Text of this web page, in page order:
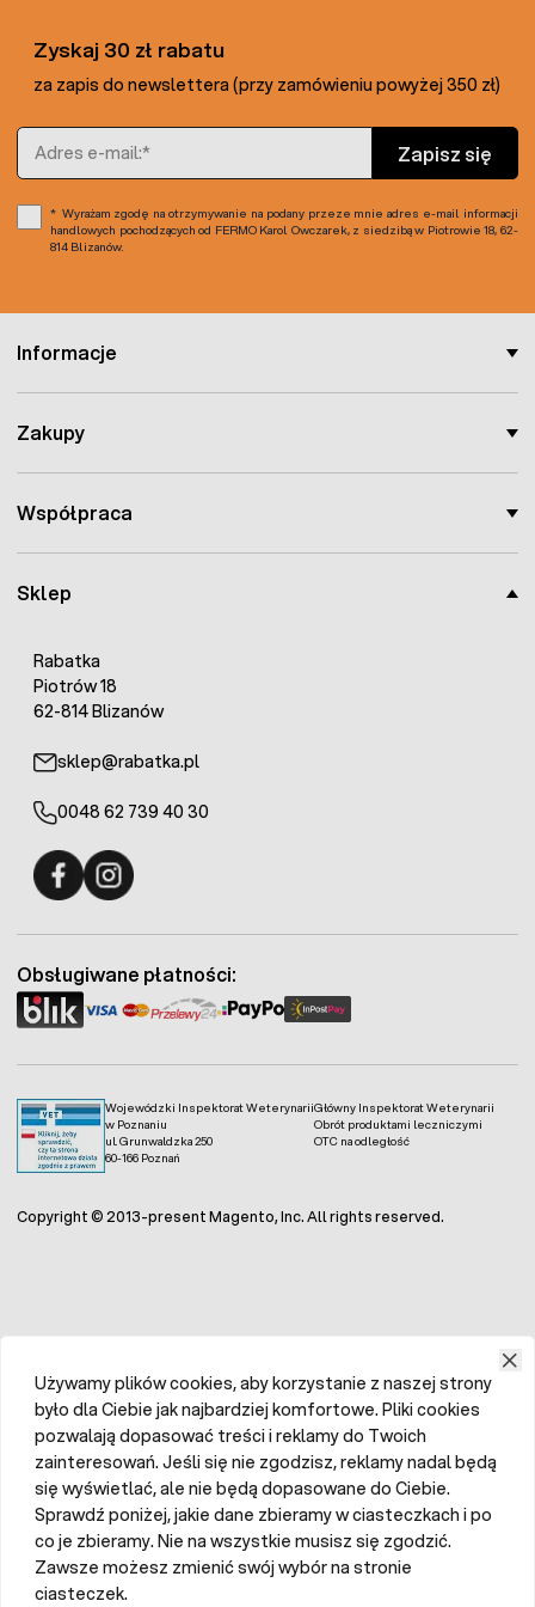
Sklep
Rabatka
Piotrów 18
62-814 Blizanów
sklep@rabatka.pl
0048 62 739 40 30
Informacje
Zakupy
Współpraca
Zyskaj 30 zł rabatu
za zapis do newslettera (przy zamówieniu powyżej 350 zł)
Adres e-mail
Zapisz się
Wyrażam zgodę na otrzymywanie na podany przeze mnie adres e-mail informacji
handlowych pochodzących od FERMO Karol Owczarek, z siedzibą w Piotrowie 18, 62-
814 Blizanów.
Wojewódzki Inspektorat Weterynarii
w Poznaniu
ul. Grunwaldzka 250
60-166 Poznań
Główny Inspektorat Weterynarii
Obrót produktami leczniczymi
OTC na odległość
Obsługiwane płatności:
Copyright © 2013-present Magento, Inc. All rights reserved.
Używamy plików cookies, aby korzystanie z naszej strony
było dla Ciebie jak najbardziej komfortowe. Pliki cookies
pozwalają dopasować treści i reklamy do Twoich
zainteresowań. Jeśli się nie zgodzisz, reklamy nadal będą
się wyświetlać, ale nie będą dopasowane do Ciebie.
Sprawdź poniżej, jakie dane zbieramy w ciasteczkach i po
co je zbieramy. Nie na wszystkie musisz się zgodzić.
Zawsze możesz zmienić swój wybór na stronie
ciasteczek.